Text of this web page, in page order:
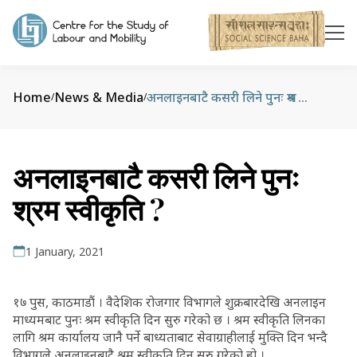
Home/News & Media/ अनलाइनबाटै कसरी लिने पुनः श्रम स्वीकृति ?
अनलाइनबाटै कसरी लिने पुनः
श्रम स्वीकृति ?
1 January, 2021
१७ पुस, काठमाडौं । वैदेशिक रोजगार विभागले शुक्रबारदेखि अनलाइन
माध्यमबाट पुनः श्रम स्वीकृति दिन सुरु गरेको छ । श्रम स्वीकृति लिनका
लागि श्रम कार्यालय जानै पर्ने बाध्यताबाट सेवाग्राहीलाई मुक्ति दिन भन्दै